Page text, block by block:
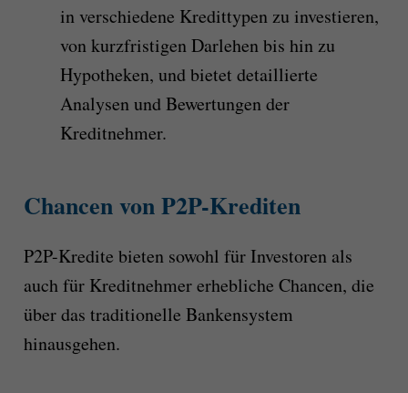
in verschiedene Kredittypen zu investieren,
von kurzfristigen Darlehen bis hin zu
Hypotheken, und bietet detaillierte
Analysen und Bewertungen der
Kreditnehmer.
Chancen von P2P-Krediten
P2P-Kredite bieten sowohl für Investoren als
auch für Kreditnehmer erhebliche Chancen, die
über das traditionelle Bankensystem
hinausgehen.